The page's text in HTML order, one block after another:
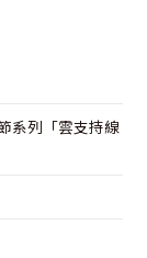
系列「雲支持線